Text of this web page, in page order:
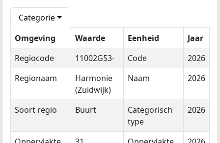
Categorie
Omgeving
Waarde Eenheid
Jaar
Regiocode
11002G53- Code
2026
Regionaam
Harmonie
(Zuidwijk)
Naam 2026
Soort regio Buurt
Categorisch
type
2026